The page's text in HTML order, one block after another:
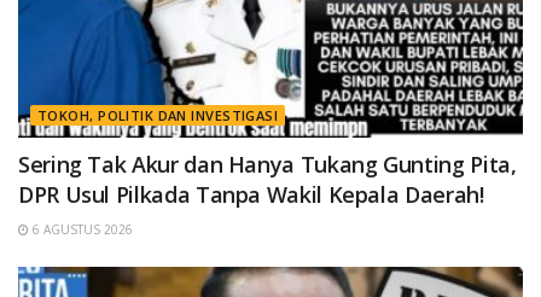
TOKOH, POLITIK DAN INVESTIGASI
Sering Tak Akur dan Hanya Tukang Gunting Pita,
DPR Usul Pilkada Tanpa Wakil Kepala Daerah!
6 AGUSTUS 2026